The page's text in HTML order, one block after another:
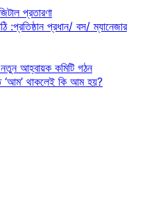
প্রতারণা
:প্রতিষ্ঠান প্রধান/ বস/ ম্যানেজার
নতুন আহ্বায়ক কমিটি গঠন
‘আম’ থাকলেই কি আম হয়?